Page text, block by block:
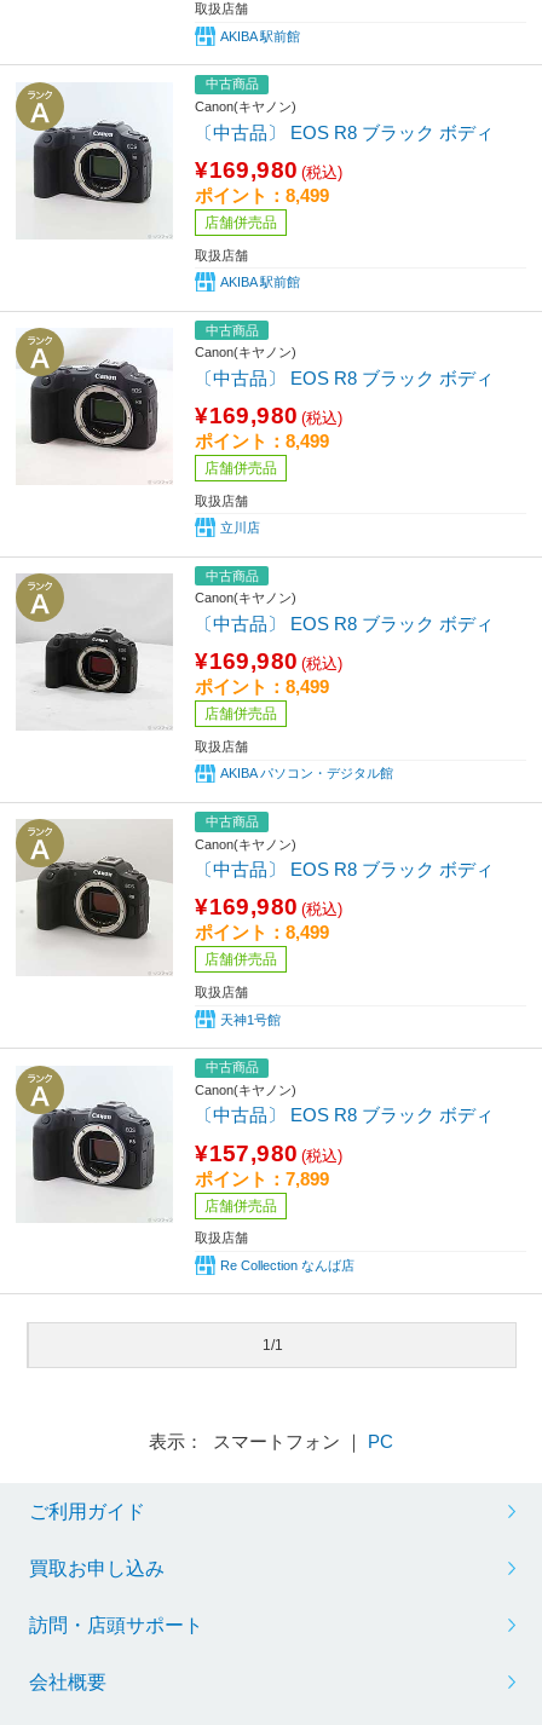
取扱店舗
AKIBA 駅前館
中古商品
Canon(キヤノン)
〔中古品〕 EOS R8 ブラック ボディ
¥169,980 (税込)
ポイント：8,499
店舗併売品
取扱店舗
AKIBA 駅前館
中古商品
Canon(キヤノン)
〔中古品〕 EOS R8 ブラック ボディ
¥169,980 (税込)
ポイント：8,499
店舗併売品
取扱店舗
立川店
中古商品
Canon(キヤノン)
〔中古品〕 EOS R8 ブラック ボディ
¥169,980 (税込)
ポイント：8,499
店舗併売品
取扱店舗
AKIBA パソコン・デジタル館
中古商品
Canon(キヤノン)
〔中古品〕 EOS R8 ブラック ボディ
¥169,980 (税込)
ポイント：8,499
店舗併売品
取扱店舗
天神1号館
中古商品
Canon(キヤノン)
〔中古品〕 EOS R8 ブラック ボディ
¥157,980 (税込)
ポイント：7,899
店舗併売品
取扱店舗
Re Collection なんば店
1/1
表示： スマートフォン ｜ PC
ご利用ガイド
買取お申し込み
訪問・店頭サポート
会社概要